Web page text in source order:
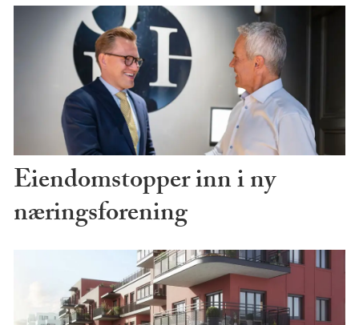
Eiendomstopper inn i ny
næringsforening